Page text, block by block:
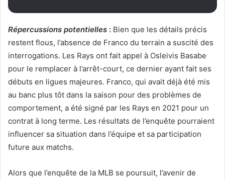
Répercussions potentielles : Bien que les détails précis
restent flous, l’absence de Franco du terrain a suscité des
interrogations. Les Rays ont fait appel à Osleivis Basabe
pour le remplacer à l’arrêt-court, ce dernier ayant fait ses
débuts en ligues majeures. Franco, qui avait déjà été mis
au banc plus tôt dans la saison pour des problèmes de
comportement, a été signé par les Rays en 2021 pour un
contrat à long terme. Les résultats de l’enquête pourraient
influencer sa situation dans l’équipe et sa participation
future aux matchs.
Alors que l’enquête de la MLB se poursuit, l’avenir de